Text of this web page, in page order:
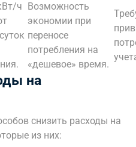
ч Возможность
экономии при
переносе
потребления на
«дешевое» время.
на
снизить расходы на
из них: